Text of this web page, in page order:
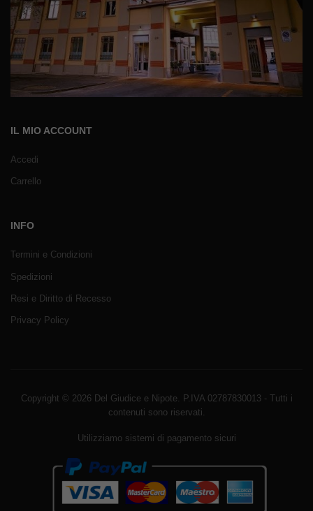
IL MIO ACCOUNT
Accedi
Carrello
INFO
Termini e Condizioni
Spedizioni
Resi e Diritto di Recesso
Privacy Policy
Copyright © 2026 Del Giudice e Nipote. P.IVA 02787830013 - Tutti i
contenuti sono riservati.
Utilizziamo sistemi di pagamento sicuri